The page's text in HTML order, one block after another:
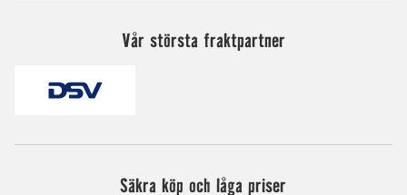
Vår största fraktpartner
Säkra köp och låga priser